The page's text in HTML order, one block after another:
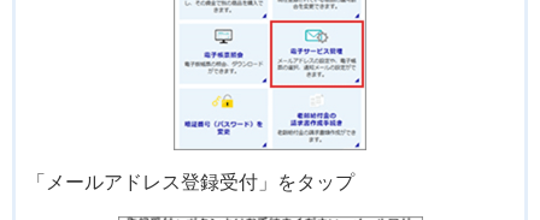
「メールアドレス登録受付」をタップ